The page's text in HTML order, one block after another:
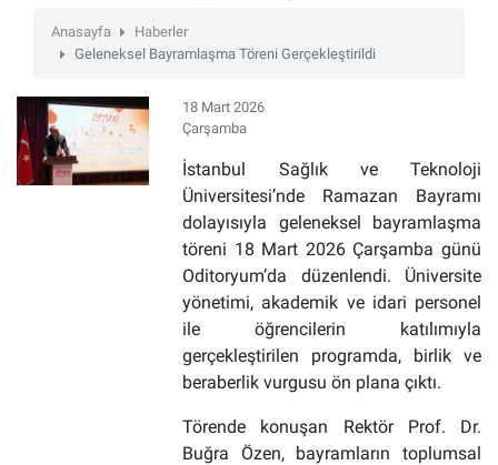
Anasayfa
Haberler
Geleneksel Bayramlaşma Töreni Gerçekleştirildi
18 Mart 2026
Çarşamba
İstanbul Sağlık ve Teknoloji
Üniversitesi’nde Ramazan Bayramı
dolayısıyla geleneksel bayramlaşma
töreni 18 Mart 2026 Çarşamba günü
Oditoryum’da düzenlendi. Üniversite
yönetimi, akademik ve idari personel
ile öğrencilerin katılımıyla
gerçekleştirilen programda, birlik ve
beraberlik vurgusu ön plana çıktı.
Törende konuşan Rektör Prof. Dr.
Buğra Özen, bayramların toplumsal